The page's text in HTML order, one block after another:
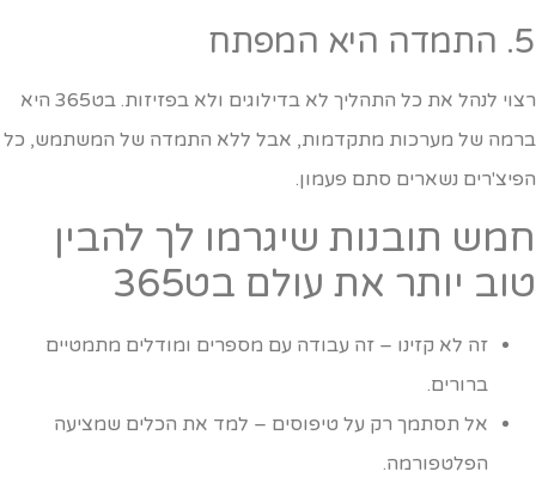
המפתח
רצוי לנהל את כל התהליך לא בדילוגים ולא בפזיזות. בט365 היא
של מערכות מתקדמות, אבל ללא התמדה של המשתמש, כל
נשארים סתם פעמון.
תובנות שיגרמו לך להבין
יותר את עולם בט365
זה לא קזינו – זה עבודה עם מספרים ומודלים מתמטיים
ברורים.
אל תסתמך רק על טיפוסים – למד את הכלים שמציעה
הפלטפורמה.